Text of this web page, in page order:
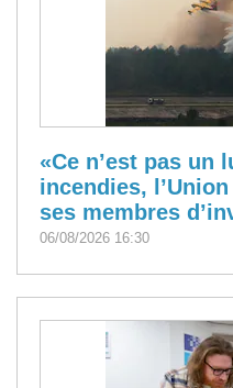
«Ce n’est pas un
incendies,
ses membres
06/08/2026 16:30